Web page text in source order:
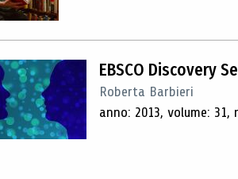
EBSCO Discovery
Roberta Barbieri
anno: 2013, volume: 31,